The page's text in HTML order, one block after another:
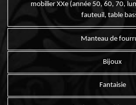
mobilier XXe (année 50, 60, 70,
fauteuil, table
Manteau de
Bijoux
Fantaisie